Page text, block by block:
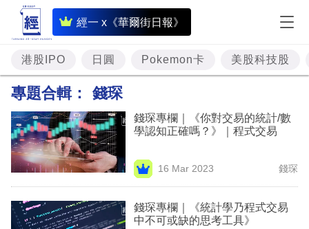
經一 x《華爾街日報》
即
時
財
經
題
投
資
樓
市
港股IPO 日圓 Pokemon卡 美股科技股
專題合輯： 錢琛
錢琛專欄｜《你對交易的統計/數
學認知正確嗎？》｜程式交易
16 Mar 2023 錢琛
錢琛專欄｜《統計學乃程式交易
中不可或缺的思考工具》